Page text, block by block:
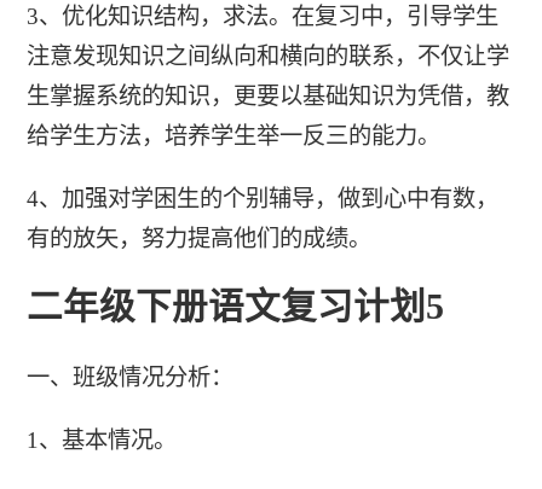
3、优化知识结构，求法。在复习中，引导学生
注意发现知识之间纵向和横向的联系，不仅让学
生掌握系统的知识，更要以基础知识为凭借，教
给学生方法，培养学生举一反三的能力。
4、加强对学困生的个别辅导，做到心中有数，
有的放矢，努力提高他们的成绩。
二年级下册语文复习计划5
一、班级情况分析：
1、基本情况。